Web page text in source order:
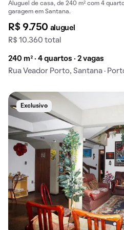
Aluguel de casa, de 240 m² com 4
garagem em Santana.
R$ 9.750 aluguel
R$ 10.360 total
240 m² · 4 quartos · 2 vagas
Rua Veador Porto, Santana ·
Exclusivo